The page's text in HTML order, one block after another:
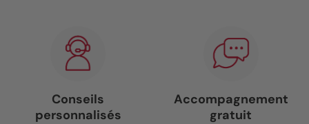
Conseils
personnalisés
Accompagnement
gratuit